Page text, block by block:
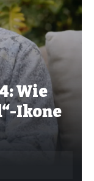
Wie
Ikone